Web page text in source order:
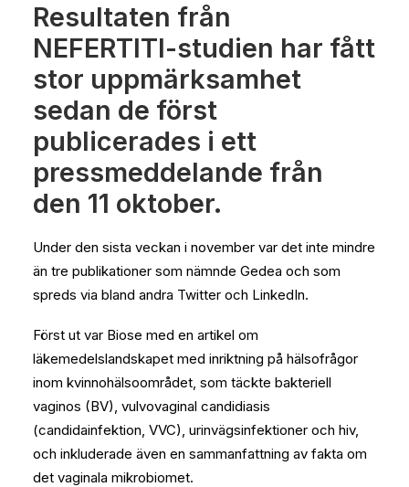
Resultaten från
NEFERTITI-studien har fått
stor uppmärksamhet
sedan de först
publicerades i ett
pressmeddelande från
den 11 oktober.
Under den sista veckan i november var det inte mindre
än tre publikationer som nämnde Gedea och som
spreds via bland andra Twitter och LinkedIn.
Först ut var Biose med en artikel om
läkemedelslandskapet med inriktning på hälsofrågor
inom kvinnohälsoområdet, som täckte bakteriell
vaginos (BV), vulvovaginal candidiasis
(candidainfektion, VVC), urinvägsinfektioner och hiv,
och inkluderade även en sammanfattning av fakta om
det vaginala mikrobiomet.